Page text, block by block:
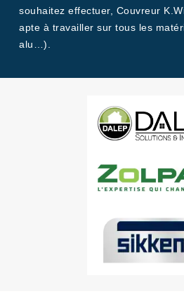
souhaitez effectuer, Couvreur
apte à travailler sur tous les
alu…).